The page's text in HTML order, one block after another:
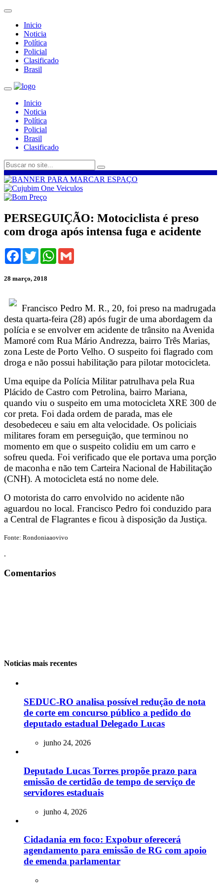
Inicio
Noticia
Política
Policial
Clasificado
Brasil
Inicio
Noticia
Política
Policial
Brasil
Clasificado
PERSEGUIÇÃO: Motociclista é preso
com droga após intensa fuga e acidente
Facebook
TwitterWhatsApp
28 março, 2018
Francisco Pedro M. R., 20, foi preso na madrugada
desta quarta-feira (28) após fugir de uma abordagem da
polícia e se envolver em acidente de trânsito na Avenida
Mamoré com Rua Mário Andrezza, bairro Três Marias,
zona Leste de Porto Velho. O suspeito foi flagrado com
droga e não possui habilitação para pilotar motocicleta.
Uma equipe da Polícia Militar patrulhava pela Rua
Plácido de Castro com Petrolina, bairro Mariana,
quando viu o suspeito em uma motocicleta XRE 300 de
cor preta. Foi dada ordem de parada, mas ele
desobedeceu e saiu em alta velocidade. Os policiais
militares foram em perseguição, que terminou no
momento em que o suspeito colidiu em um carro e
sofreu queda. Foi verificado que ele portava uma porção
de maconha e não tem Carteira Nacional de Habilitação
(CNH). A motocicleta está no nome dele.
O motorista do carro envolvido no acidente não
aguardou no local. Francisco Pedro foi conduzido para
a Central de Flagrantes e ficou à disposição da Justiça.
Fonte: Rondoniaaovivo
.
Comentarios
Noticias mais recentes
SEDUC-RO analisa possível redução de nota
de corte em concurso público a pedido do
deputado estadual Delegado Lucas
junho 24, 2026
Deputado Lucas Torres propõe prazo para
emissão de certidão de tempo de serviço de
servidores estaduais
junho 4, 2026
Cidadania em foco: Expobur oferecerá
agendamento para emissão de RG com apoio
de emenda parlamentar